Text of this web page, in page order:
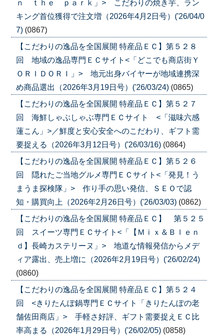
ｎ ｔｈｅ ｐａｒｋ」> こだわりの焼き芋、ラン
キング首位獲得で注文増（2026年4月2日号）('26/04/0
7) (0867)
【こだわりの逸品を全国展開 特産品ＥＣ】第５２８
回 地域の逸品専門ＥＣサイト<「どこでも商店街Ｙ
ＯＲＩＤＯＲＩ」> 地元出身バイヤーが地域連携深
め商品選出（2026年3月19日号）('26/03/24) (0865)
【こだわりの逸品を全国展開 特産品ＥＣ】第５２７
回 海鮮しゃぶしゃぶ専門ＥＣサイト <「滋味六感
蓮こん」>／鮮度と安心安全へのこだわり、ギフト需
要捉える（2026年3月12日号）('26/03/16) (0864)
【こだわりの逸品を全国展開 特産品ＥＣ】第５２６
回 隠れたご当地グルメ専門ＥＣサイト<「発見！う
まうま探検隊」> 作り手の思い発信、ＳＥＯで認
知・購買向上（2026年2月26日号）('26/03/03) (0862)
【こだわりの逸品を全国展開 特産品ＥＣ】 第５２５
回 スイーツ専門ＥＣサイト<「【Ｍｉｘ＆Ｂｌｅｎ
ｄ】長崎カステリーヌ」> 地道な情報発信からメデ
ィア露出、売上増に（2026年2月19日号）('26/02/24)
(0860)
【こだわりの逸品を全国展開 特産品ＥＣ】第５２４
回 <きりたんぽ鍋専門ＥＣサイト「きりたんぽの老
舗佐田商店」> 手軽さ好評、ギフト需要捉えＥＣ比
率高まる（2026年1月29日号）('26/02/05) (0858)